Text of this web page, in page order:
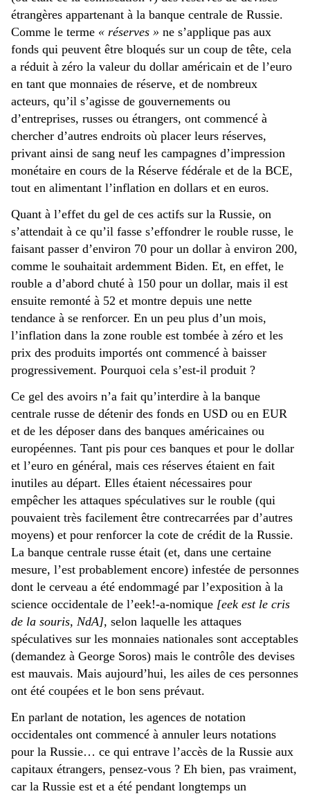
étrangères appartenant à la banque centrale de Russie.
Comme le terme « réserves » ne s’applique pas aux
fonds qui peuvent être bloqués sur un coup de tête, cela
a réduit à zéro la valeur du dollar américain et de l’euro
en tant que monnaies de réserve, et de nombreux
acteurs, qu’il s’agisse de gouvernements ou
d’entreprises, russes ou étrangers, ont commencé à
chercher d’autres endroits où placer leurs réserves,
privant ainsi de sang neuf les campagnes d’impression
monétaire en cours de la Réserve fédérale et de la BCE,
tout en alimentant l’inflation en dollars et en euros.
Quant à l’effet du gel de ces actifs sur la Russie, on
s’attendait à ce qu’il fasse s’effondrer le rouble russe, le
faisant passer d’environ 70 pour un dollar à environ 200,
comme le souhaitait ardemment Biden. Et, en effet, le
rouble a d’abord chuté à 150 pour un dollar, mais il est
ensuite remonté à 52 et montre depuis une nette
tendance à se renforcer. En un peu plus d’un mois,
l’inflation dans la zone rouble est tombée à zéro et les
prix des produits importés ont commencé à baisser
progressivement. Pourquoi cela s’est-il produit ?
Ce gel des avoirs n’a fait qu’interdire à la banque
centrale russe de détenir des fonds en USD ou en EUR
et de les déposer dans des banques américaines ou
européennes. Tant pis pour ces banques et pour le dollar
et l’euro en général, mais ces réserves étaient en fait
inutiles au départ. Elles étaient nécessaires pour
empêcher les attaques spéculatives sur le rouble (qui
pouvaient très facilement être contrecarrées par d’autres
moyens) et pour renforcer la cote de crédit de la Russie.
La banque centrale russe était (et, dans une certaine
mesure, l’est probablement encore) infestée de personnes
dont le cerveau a été endommagé par l’exposition à la
science occidentale de l’eek!-a-nomique [eek est le cris
de la souris, NdA], selon laquelle les attaques
spéculatives sur les monnaies nationales sont acceptables
(demandez à George Soros) mais le contrôle des devises
est mauvais. Mais aujourd’hui, les ailes de ces personnes
ont été coupées et le bon sens prévaut.
En parlant de notation, les agences de notation
occidentales ont commencé à annuler leurs notations
pour la Russie… ce qui entrave l’accès de la Russie aux
capitaux étrangers, pensez-vous ? Eh bien, pas vraiment,
car la Russie est et a été pendant longtemps un